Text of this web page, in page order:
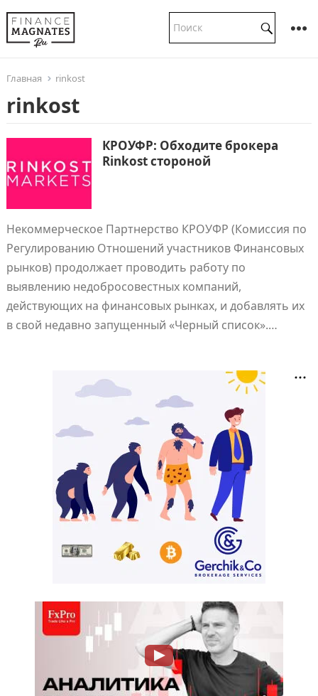
Главная rinkost
rinkost
КРОУФР: Обходите брокера
Rinkost стороной
Некоммерческое Партнерство КРОУФР (Комиссия по
Регулированию Отношений участников Финансовых
рынков) продолжает проводить работу по
выявлению недобросовестных компаний,
действующих на финансовых рынках, и добавлять их
в свой недавно запущенный «Черный список».…